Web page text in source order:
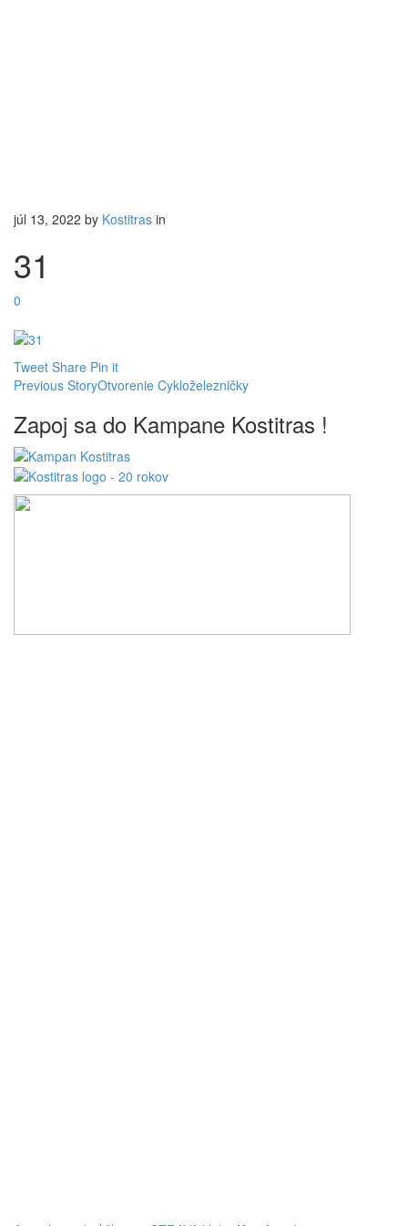
júl 13, 2022 by Kostitras in
31
0
Tweet Share Pin it
Previous StoryOtvorenie Cykloželezničky
Zapoj sa do Kampane Kostitras !